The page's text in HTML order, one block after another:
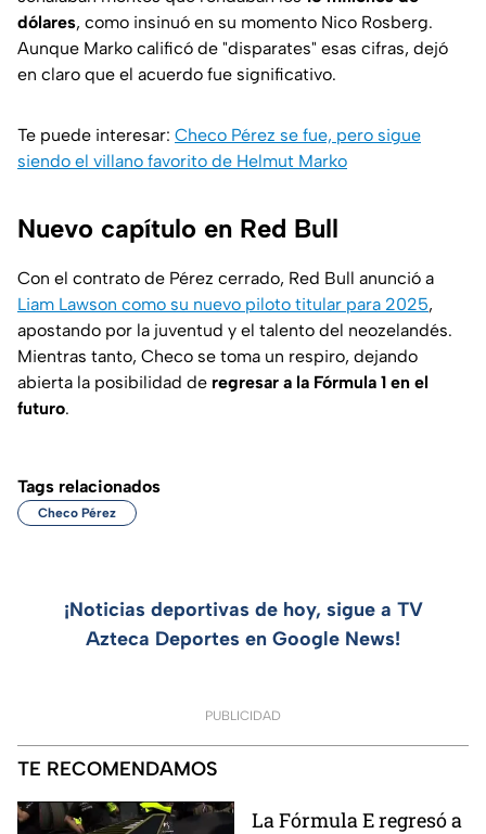
dólares, como insinuó en su momento Nico Rosberg.
Aunque Marko calificó de "disparates" esas cifras, dejó
en claro que el acuerdo fue significativo.
Te puede interesar: Checo Pérez se fue, pero sigue
siendo el villano favorito de Helmut Marko
Nuevo capítulo en Red Bull
Con el contrato de Pérez cerrado, Red Bull anunció a
Liam Lawson como su nuevo piloto titular para 2025,
apostando por la juventud y el talento del neozelandés.
Mientras tanto, Checo se toma un respiro, dejando
abierta la posibilidad de regresar a la Fórmula 1 en el
futuro.
Tags relacionados
Checo Pérez
¡Noticias deportivas de hoy, sigue a TV
Azteca Deportes en Google News!
PUBLICIDAD
TE RECOMENDAMOS
La Fórmula E regresó a